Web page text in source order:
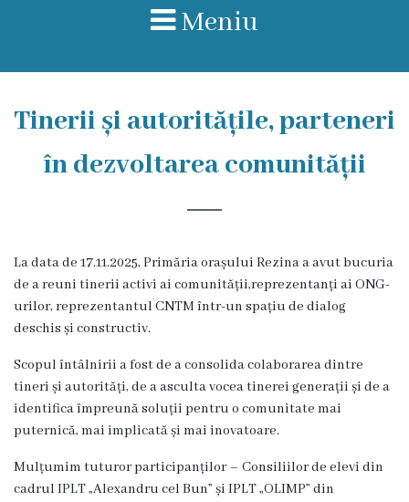
în
Rezina
de
audiență
Primarul
Aparatul
primăriei
Competențele
Meniu
Tinerii și autoritățile, parteneri
în dezvoltarea comunității
La data de 17.11.2025, Primăria orașului Rezina a avut bucuria
de a reuni tinerii activi ai comunității,reprezentanți ai ONG-
urilor, reprezentantul CNTM într-un spațiu de dialog
deschis și constructiv.
Scopul întâlnirii a fost de a consolida colaborarea dintre
tineri și autorități, de a asculta vocea tinerei generații și de a
identifica împreună soluții pentru o comunitate mai
puternică, mai implicată și mai inovatoare.
Mulțumim tuturor participanților – Consiliilor de elevi din
cadrul IPLT „Alexandru cel Bun” și IPLT „OLIMP” din